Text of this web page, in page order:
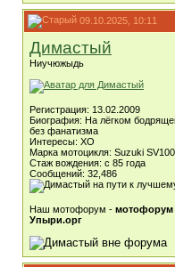
09.10.2025, 10:11
Димастый
Ниучюжыдь
Регистрация: 13.02.2009
Биография: На лёгком
без фанатизма
Интересы: ХО
Марка мотоцикля: Suzuki
Стаж вождения: с 85 года
Сообщений: 32,486
Наш мотофорум - мотофорум
Упыри.орг